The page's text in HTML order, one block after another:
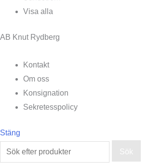
Visa alla
AB Knut Rydberg
Kontakt
Om oss
Konsignation
Sekretesspolicy
Stäng
Sök